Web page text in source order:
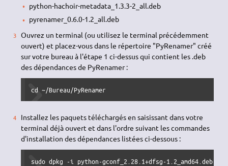
python-hachoir-metadata_1.3.3-2_all.deb
pyrenamer_0.6.0-1.2_all.deb
Ouvrez un terminal (ou utilisez le terminal précédemment
ouvert) et placez-vous dans le répertoire "PyRenamer" créé
sur votre bureau à l'étape 1 ci-dessus qui contient les .deb
des dépendances de PyRenamer :
cd ~/Bureau/PyRenamer
Installez les paquets téléchargés en saisissant dans votre
terminal déjà ouvert et dans l'ordre suivant les commandes
d'installation des dépendances listées ci-dessous :
sudo dpkg -i python-gconf_2.28.1+dfsg-1.2_amd64.deb